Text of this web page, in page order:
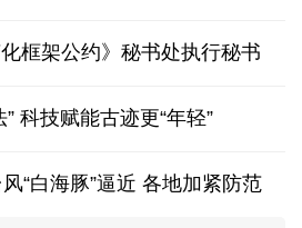
框架公约》秘书处执行秘书
科技赋能古迹更“年轻”
“白海豚”逼近 各地加紧防范